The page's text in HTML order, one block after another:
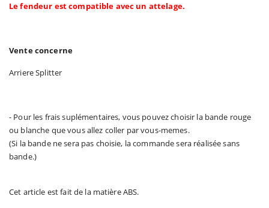
Le fendeur est compatible avec un attelage.
Vente concerne
Arriere Splitter
- Pour les frais suplémentaires, vous pouvez choisir la bande rouge
ou blanche que vous allez coller par vous-memes.
(Si la bande ne sera pas choisie, la commande sera réalisée sans
bande.)
Cet article est fait de la matière ABS.